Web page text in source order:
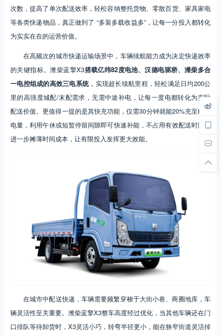
次数，提高了单次配送效率，轻松容纳整托货物、零散百货、家具家电
等各类快递物品，真正做到了 “多装多载收益多”，让每一分投入都转化
为实实在在的运营价值。
在高频次的城市快递运输场景中，车辆续航能力成为决定快递效率
的关键指标。潍柴蓝擎X3搭载亿纬82度电池、汉德电驱桥、潍柴多合
一电控组成的高效三电系统，实现超长续航里程，轻松满足日均200公
里的高强度城配/末配需求，无需中途补电，让每一度电都转化为实际
配送价值。更值得一提的是其快充功能，仅需30分钟就能20%充至80%
电量，利用午休或短暂停留间隙即可快速补能，不占用有效配送时间，
进一步摊薄时间成本，让有限投入发挥更大效能。
在城市中配送快递，车辆需要频繁穿梭于大街小巷、商圈地库，车
辆灵活性至关重要。潍柴蓝擎X3整车高度经过优化，当其他车辆还在门
口排队等待卸货时，X3灵活小巧，转弯半径更小，能在狭窄街道灵活掉